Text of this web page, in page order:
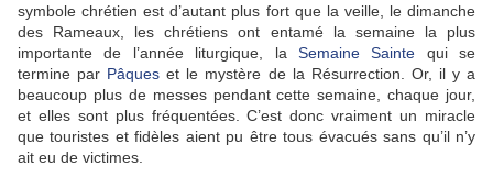
symbole chrétien est d’autant plus fort que la veille, le dimanche
des Rameaux, les chrétiens ont entamé la semaine la plus
importante de l’année liturgique, la Semaine Sainte qui se
termine par Pâques et le mystère de la Résurrection. Or, il y a
beaucoup plus de messes pendant cette semaine, chaque jour,
et elles sont plus fréquentées. C’est donc vraiment un miracle
que touristes et fidèles aient pu être tous évacués sans qu’il n’y
ait eu de victimes.